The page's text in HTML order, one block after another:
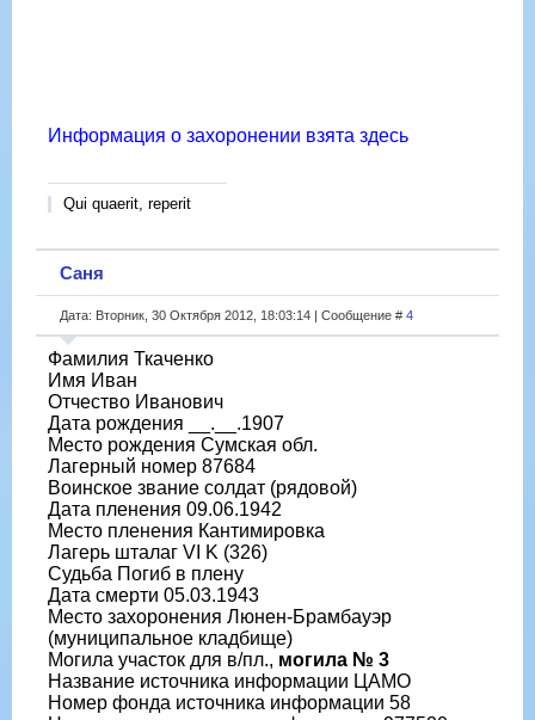
Информация о захоронении взята здесь
Qui quaerit, reperit
Саня
Дата: Вторник, 30 Октября 2012, 18:03:14 | Сообщение # 4
Фамилия Ткаченко
Имя Иван
Отчество Иванович
Дата рождения __.__.1907
Место рождения Сумская обл.
Лагерный номер 87684
Воинское звание солдат (рядовой)
Дата пленения 09.06.1942
Место пленения Кантимировка
Лагерь шталаг VI K (326)
Судьба Погиб в плену
Дата смерти 05.03.1943
Место захоронения Люнен-Брамбауэр
(муниципальное кладбище)
Могила участок для в/пл., могила № 3
Название источника информации ЦАМО
Номер фонда источника информации 58